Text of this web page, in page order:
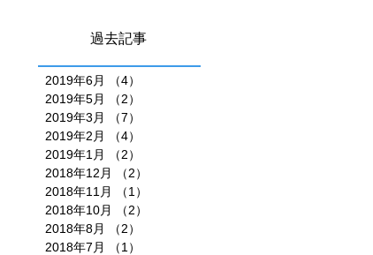
過去記事
2019年6月 （4）
2019年5月
（2）
2019年3月
（7）
2019年2月
（4）
2019年1月
（2）
2018年12月
（2）
2018年11月
（1）
2018年10月
（2）
2018年8月
（2）
2018年7月
（1）